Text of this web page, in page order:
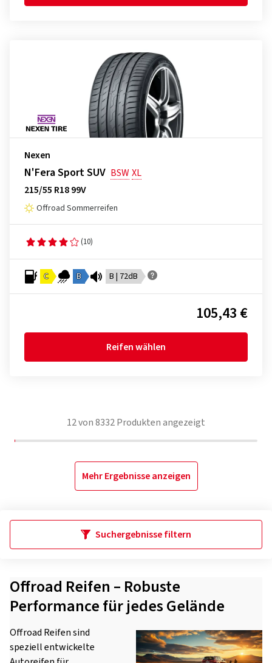
Nexen
N'Fera Sport SUV BSWXL
215/55 R18 99V
Offroad Sommerreifen
(10)
C B B | 72dB
105,43 €
Reifen wählen
12von8332Produkten angezeigt
Mehr Ergebnisse anzeigen
Suchergebnisse filtern
Offroad Reifen – Robuste
Performance für jedes Gelände
Offroad Reifen sind
speziell entwickelte